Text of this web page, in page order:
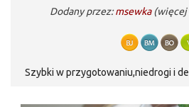
Dodany przez:msewka (więcej
Szybki w przygotowaniu,niedrogi i